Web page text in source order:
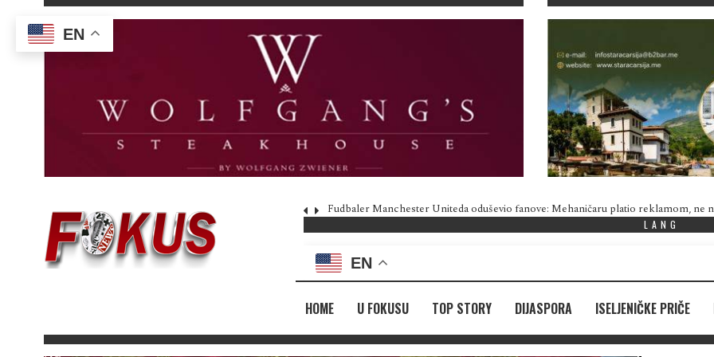
Fudbaler Manchester Uniteda oduševio fanove: Mehaničaru platio reklamom, ne
LANG
EN
HOME U FOKUSU TOP STORY DIJASPORA ISELJENIČKE PRIČE
EN